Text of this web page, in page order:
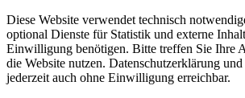
Diese Website verwendet technisch
optional Dienste für Statistik und externe
Einwilligung benötigen. Bitte treffen Sie Ihre
die Website nutzen. Datenschutzerklärung
jederzeit auch ohne Einwilligung erreichbar.